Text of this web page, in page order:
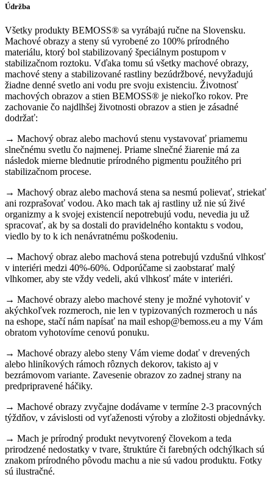
Údržba
Všetky produkty BEMOSS® sa vyrábajú ručne na Slovensku.
Machové obrazy a steny sú vyrobené zo 100% prírodného
materiálu, ktorý bol stabilizovaný špeciálnym postupom v
stabilizačnom roztoku. Vďaka tomu sú všetky machové obrazy,
machové steny a stabilizované rastliny bezúdržbové, nevyžadujú
žiadne denné svetlo ani vodu pre svoju existenciu. Životnosť
machových obrazov a stien BEMOSS® je niekoľko rokov. Pre
zachovanie čo najdlhšej životnosti obrazov a stien je zásadné
dodržať:
→ Machový obraz alebo machovú stenu vystavovať priamemu
slnečnému svetlu čo najmenej. Priame slnečné žiarenie má za
následok mierne blednutie prírodného pigmentu použitého pri
stabilizačnom procese.
→ Machový obraz alebo machová stena sa nesmú polievať, striekať
ani rozprašovať vodou. Ako mach tak aj rastliny už nie sú živé
organizmy a k svojej existencií nepotrebujú vodu, nevedia ju už
spracovať, ak by sa dostali do pravidelného kontaktu s vodou,
viedlo by to k ich nenávratnému poškodeniu.
→ Machový obraz alebo machová stena potrebujú vzdušnú vlhkosť
v interiéri medzi 40%-60%. Odporúčame si zaobstarať malý
vlhkomer, aby ste vždy vedeli, akú vlhkosť máte v interiéri.
→ Machové obrazy alebo machové steny je možné vyhotoviť v
akýchkoľvek rozmeroch, nie len v typizovaných rozmeroch u nás
na eshope, stačí nám napísať na mail eshop@bemoss.eu a my Vám
obratom vyhotovíme cenovú ponuku.
→ Machové obrazy alebo steny Vám vieme dodať v drevených
alebo hliníkových rámoch rôznych dekorov, takisto aj v
bezrámovom variante. Zavesenie obrazov zo zadnej strany na
predpripravené háčiky.
→ Machové obrazy zvyčajne dodávame v termíne 2-3 pracovných
týždňov, v závislosti od vyťaženosti výroby a zložitosti objednávky.
→ Mach je prírodný produkt nevytvorený človekom a teda
prirodzené nedostatky v tvare, štruktúre či farebných odchýlkach sú
znakom prírodného pôvodu machu a nie sú vadou produktu. Fotky
sú ilustračné.